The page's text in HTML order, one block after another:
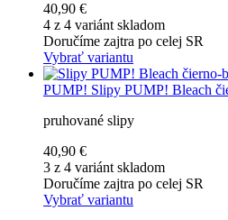
40,90 €
4 z 4 variánt skladom
Doručíme zajtra po celej SR
Vybrať variantu
PUMP! Slipy PUMP! Bleach
pruhované slipy
40,90 €
3 z 4 variánt skladom
Doručíme zajtra po celej SR
Vybrať variantu